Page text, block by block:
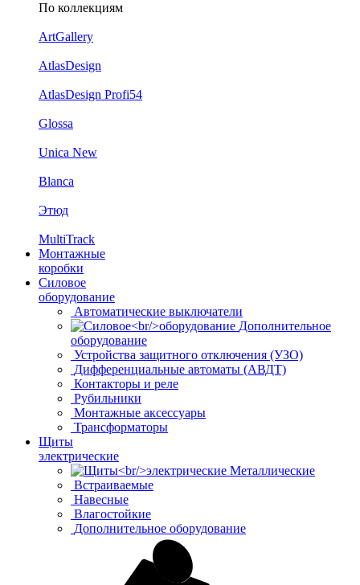
По коллекциям
ArtGallery
AtlasDesign
AtlasDesign Profi54
Glossa
Unica New
Blanca
Этюд
MultiTrack
Монтажные
коробки
Силовое
оборудование
Автоматические выключатели
Дополнительное
оборудование
Устройства защитного отключения (УЗО)
Дифференциальные автоматы (АВДТ)
Контакторы и реле
Рубильники
Монтажные аксессуары
Трансформаторы
Щиты
электрические
Металлические
Встраиваемые
Навесные
Влагостойкие
Дополнительное оборудование